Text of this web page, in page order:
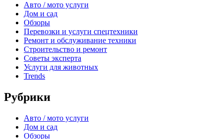
Авто / мото услуги
Дом и сад
Обзоры
Перевозки и услуги спецтехники
Ремонт и обслуживание техники
Строительство и ремонт
Советы эксперта
Услуги для животных
Trends
Рубрики
Авто / мото услуги
Дом и сад
Обзоры